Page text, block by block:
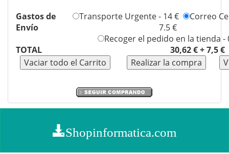
Gastos de
Envío
Transporte Urgente - 14 €
Correo
7.5 €
Recoger el pedido en la tienda -
TOTAL
30,62 € + 7,5
Shopinformatica.com